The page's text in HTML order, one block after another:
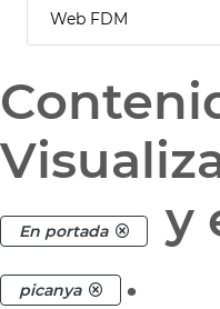
Web FDM
En portada y
picanya .